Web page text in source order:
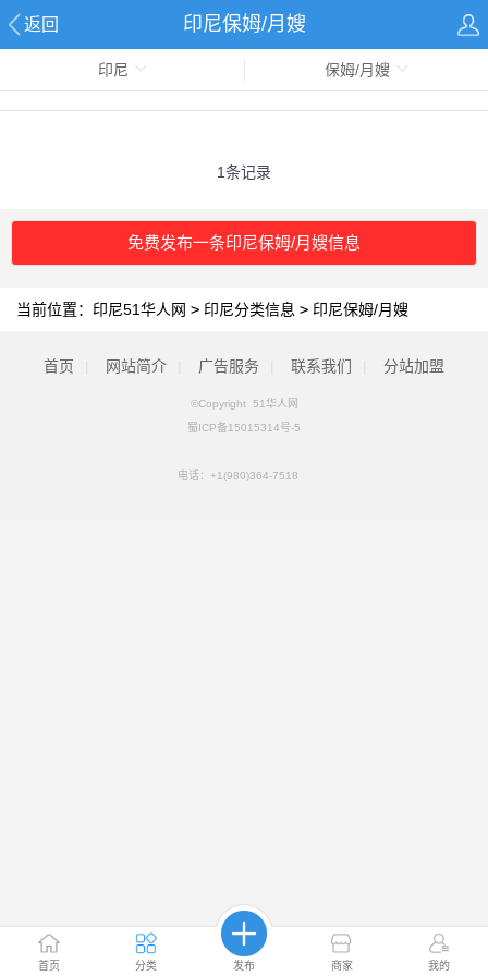
返回 印尼保姆/月嫂
首页 分类 发布 商家 我的
印尼 保姆/月嫂
1条记录
免费发布一条印尼保姆/月嫂信息
当前位置： 印尼51华人网 > 印尼分类信息 > 印尼保姆/月嫂
首页 网站简介 广告服务 联系我们 分站加盟
©Copyright 51华人网
蜀ICP备15015314号-5
电话： +1(980)364-7518